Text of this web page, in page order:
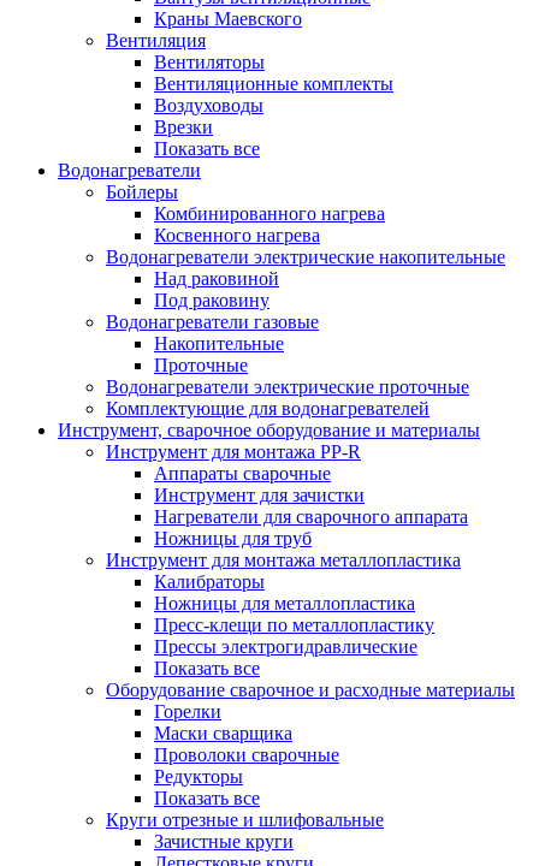
Краны Маевского
Вентиляция
Вентиляторы
Вентиляционные комплекты
Воздуховоды
Врезки
Показать все
Водонагреватели
Бойлеры
Комбинированного нагрева
Косвенного нагрева
Водонагреватели электрические накопительные
Над раковиной
Под раковину
Водонагреватели газовые
Накопительные
Проточные
Водонагреватели электрические проточные
Комплектующие для водонагревателей
Инструмент, сварочное оборудование и материалы
Инструмент для монтажа PP-R
Аппараты сварочные
Инструмент для зачистки
Нагреватели для сварочного аппарата
Ножницы для труб
Инструмент для монтажа металлопластика
Калибраторы
Ножницы для металлопластика
Пресс-клещи по металлопластику
Прессы электрогидравлические
Показать все
Оборудование сварочное и расходные материалы
Горелки
Маски сварщика
Проволоки сварочные
Редукторы
Показать все
Круги отрезные и шлифовальные
Зачистные круги